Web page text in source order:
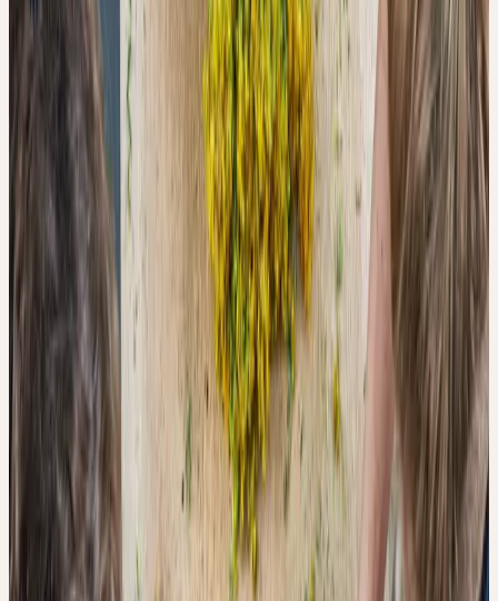
Kosmetikindustrie seit Langem bekannt ist: das Bräunen von
Avocados, der Farbverlust von frisch gepresstem Saft, die
Qualitätsminderung empfindlicher Rohstoffe.
In der Herstellung pflanzlicher Arzneimittel wurde dieser
Zusammenhang wissenschaftlich bisher kaum untersucht. Eine
Studie des Ceres-Forschungsteams hat sich genau damit
beschäftigt — und zeigt, dass Minuten über die Qualität einer
homöopathischen Urtinktur entscheiden können.
WAS UNTERSUCHT WURDE
Das Forschungsteam um Didier Barmaverain, Samuel Hasler,
Christoph Kalbermatten, Matthias Plath und Roger Kalbermatten
untersuchte vier Heilpflanzen, die in der Herstellung von
Urtinkturen eingesetzt werden: Echinacea purpurea (Sonnenhut),
Mentha piperita (Pfefferminze), Ginkgo biloba und Hypericum
perforatum (Johanniskraut).
Für den Versuchsaufbau wurden frisch geerntete Pflanzen unter